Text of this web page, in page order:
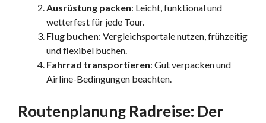
Ausrüstung packen: Leicht, funktional und
wetterfest für jede Tour.
Flug buchen: Vergleichsportale nutzen, frühzeitig
und flexibel buchen.
Fahrrad transportieren: Gut verpacken und
Airline-Bedingungen beachten.
Routenplanung Radreise: Der